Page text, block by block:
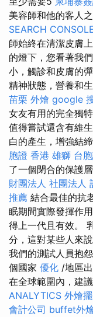
美容師和他的客人
SEARCH
師始終在清潔皮膚
的燈下，您看著我
小，觸診和皮膚的彈
精神狀態，營養和
苗栗 外燴 google
女友有用的完全獨
值得嘗試還含有維
白的產生，增強結
胞證 香港 雄獅 台
了一個閉合的保護
財團法人 社團法人
推薦 結合最佳的抗
眠期間實際發揮作
得上一代且有效。
分，這對某些人來
我們的測試人員抱
個國家 優化 /地區
在全球範圍內，建
ANALYTICS 外燴
會計公司 buffet外